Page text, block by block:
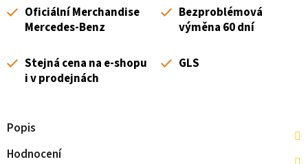
Oficiální Merchandise
Mercedes-Benz
Bezproblémová
výměna 60 dní
Stejná cena na e-shopu
i v prodejnách
GLS
Popis
Hodnocení